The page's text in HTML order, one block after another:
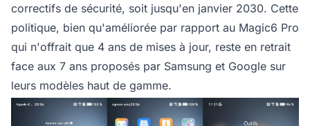
correctifs de sécurité, soit jusqu'en janvier 2030. Cette
politique, bien qu'améliorée par rapport au Magic6 Pro
qui n'offrait que 4 ans de mises à jour, reste en retrait
face aux 7 ans proposés par Samsung et Google sur
leurs modèles haut de gamme.